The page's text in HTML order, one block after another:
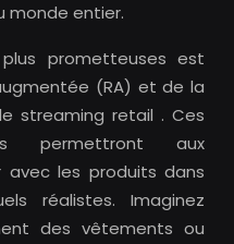
monde entier.
prometteuses est
(RA) et de la
streaming retail . Ces
permettront aux
avec les produits dans
réalistes. Imaginez
des vêtements ou